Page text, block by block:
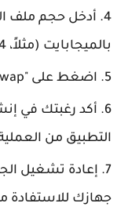
بالميجابايت (مثلاً، 1024 ميجابايت لزيادة 1 جيجابايت).
اضغط على "Create Swap" لإتمام العملية.
أكد رغبتك في
التطبيق من
إعادة تشغيل
جهازك للاستفادة